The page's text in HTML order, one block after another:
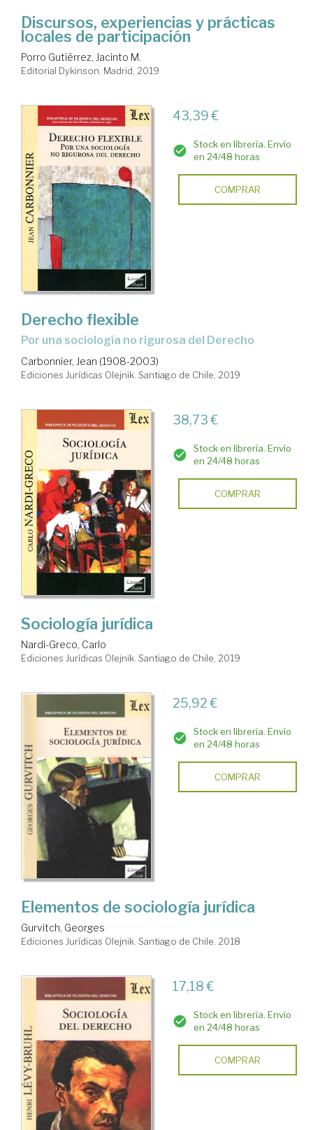
Discursos, experiencias y prácticas
locales de participación
Porro Gutiérrez, Jacinto M.
Editorial Dykinson. Madrid, 2019
43,39 €
Stock en librería. Envío
en 24/48 horas
COMPRAR
Derecho flexible
por una sociología no rigurosa del Derecho
Carbonnier, Jean (1908-2003)
Ediciones Jurídicas Olejnik. Santiago de Chile, 2019
38,73 €
Stock en librería. Envío
en 24/48 horas
COMPRAR
Sociología jurídica
Nardi-Greco, Carlo
Ediciones Jurídicas Olejnik. Santiago de Chile, 2019
25,92 €
Stock en librería. Envío
en 24/48 horas
COMPRAR
Elementos de sociología jurídica
Gurvitch, Georges
Ediciones Jurídicas Olejnik. Santiago de Chile, 2018
17,18 €
Stock en librería. Envío
en 24/48 horas
COMPRAR